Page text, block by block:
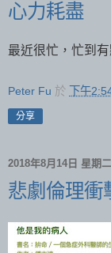
心力耗盡
最近很忙，忙到
Peter Fu 於 下午
分享
2018年8月14日 星期二
悲劇倫理衝